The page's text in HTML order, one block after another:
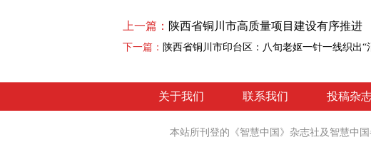
上一篇： 陕西省铜川市高质量项目建设有序推进
下一篇： 陕西省铜川市印台区：八旬老妪一针一线织出“
关于我们 联系我们 投稿杂
本站所刊登的《智慧中国》杂志社及智慧中